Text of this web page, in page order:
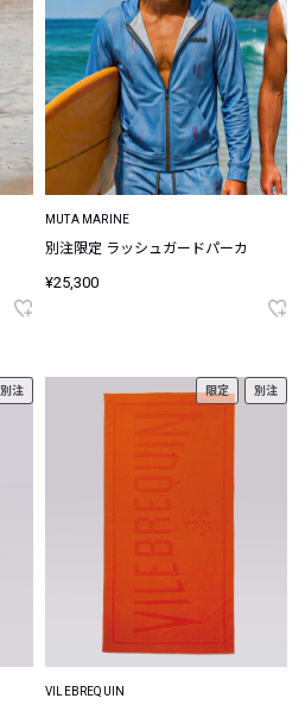
MUTA MARINE
別注限定 ラッシュガードパーカ
¥25,300
別注 限定 別注
VILEBREQUIN